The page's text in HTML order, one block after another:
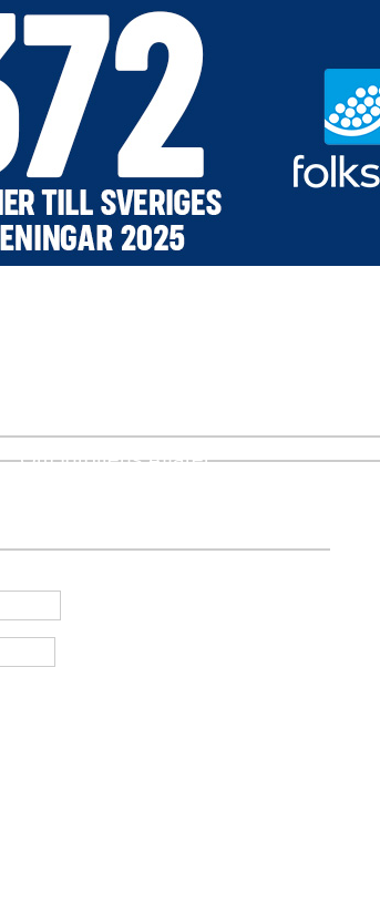
Om Idrottens Affärer